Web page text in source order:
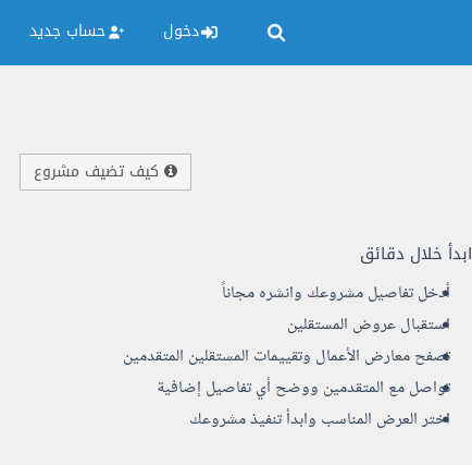
دخول حساب جديد
كيف تضيف مشروع
ابدأ خلال دقائق
أدخل تفاصيل مشروعك وانشره مجاناً
استقبال عروض المستقلين
تصفح معارض الأعمال وتقييمات المستقلين المتقدمين
تواصل مع المتقدمين ووضح أي تفاصيل إضافية
اختر العرض المناسب وابدأ تنفيذ مشروعك